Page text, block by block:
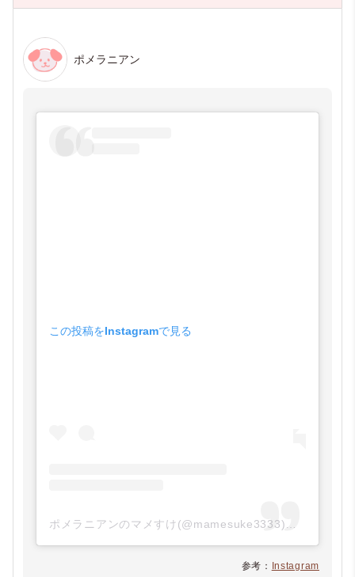
ポメラニアン
この投稿をInstagramで見る
ポメラニアンのマメすけ(@mamesuke3333)がシェアした投稿
参考： Instagram